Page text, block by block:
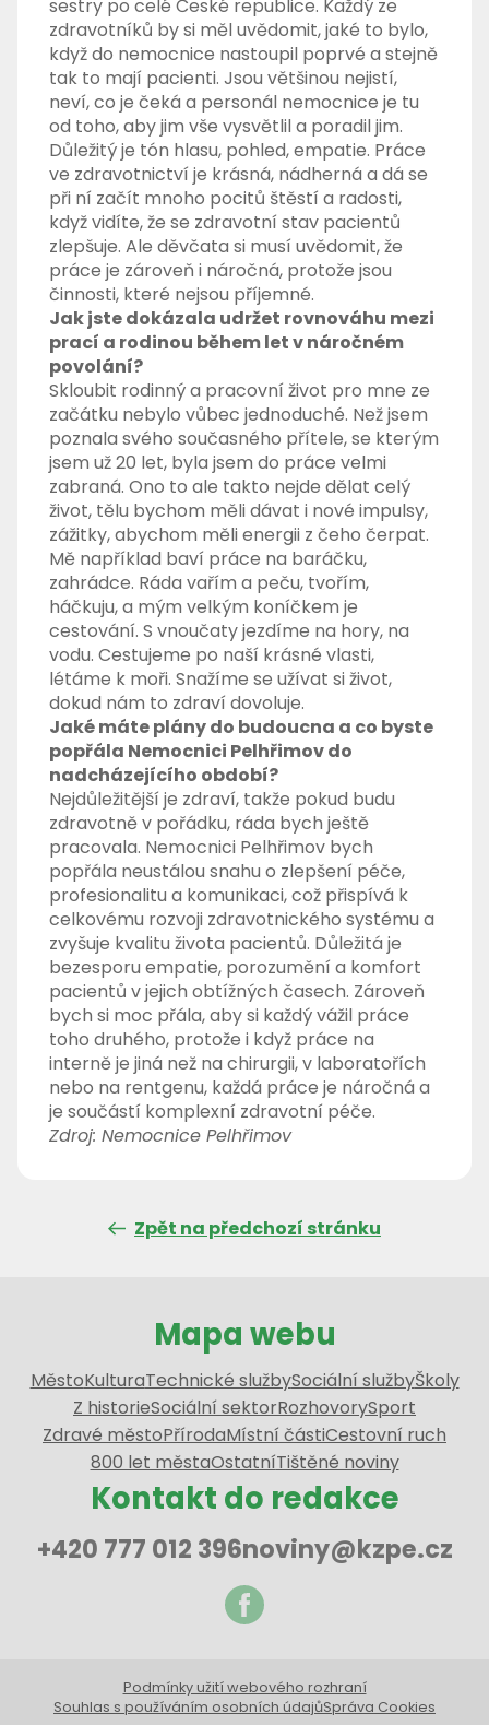
sestry po celé České republice. Každý ze
zdravotníků by si měl uvědomit, jaké to bylo,
když do nemocnice nastoupil poprvé a stejně
tak to mají pacienti. Jsou většinou nejistí,
neví, co je čeká a personál nemocnice je tu
od toho, aby jim vše vysvětlil a poradil jim.
Důležitý je tón hlasu, pohled, empatie. Práce
ve zdravotnictví je krásná, nádherná a dá se
při ní začít mnoho pocitů štěstí a radosti,
když vidíte, že se zdravotní stav pacientů
zlepšuje. Ale děvčata si musí uvědomit, že
práce je zároveň i náročná, protože jsou
činnosti, které nejsou příjemné.
Jak jste dokázala udržet rovnováhu mezi
prací a rodinou během let v náročném
povolání?
Skloubit rodinný a pracovní život pro mne ze
začátku nebylo vůbec jednoduché. Než jsem
poznala svého současného přítele, se kterým
jsem už 20 let, byla jsem do práce velmi
zabraná. Ono to ale takto nejde dělat celý
život, tělu bychom měli dávat i nové impulsy,
zážitky, abychom měli energii z čeho čerpat.
Mě například baví práce na baráčku,
zahrádce. Ráda vařím a peču, tvořím,
háčkuju, a mým velkým koníčkem je
cestování. S vnoučaty jezdíme na hory, na
vodu. Cestujeme po naší krásné vlasti,
létáme k moři. Snažíme se užívat si život,
dokud nám to zdraví dovoluje.
Jaké máte plány do budoucna a co byste
popřála Nemocnici Pelhřimov do
nadcházejícího období?
Nejdůležitější je zdraví, takže pokud budu
zdravotně v pořádku, ráda bych ještě
pracovala. Nemocnici Pelhřimov bych
popřála neustálou snahu o zlepšení péče,
profesionalitu a komunikaci, což přispívá k
celkovému rozvoji zdravotnického systému a
zvyšuje kvalitu života pacientů. Důležitá je
bezesporu empatie, porozumění a komfort
pacientů v jejich obtížných časech. Zároveň
bych si moc přála, aby si každý vážil práce
toho druhého, protože i když práce na
interně je jiná než na chirurgii, v laboratořích
nebo na rentgenu, každá práce je náročná a
je součástí komplexní zdravotní péče.
Zdroj: Nemocnice Pelhřimov
Zpět na předchozí stránku
Mapa webu
MěstoKulturaTechnické službySociální službyŠkoly
Z historieSociální sektorRozhovorySport
Zdravé městoPřírodaMístní částiCestovní ruch
800 let městaOstatníTištěné noviny
Kontakt do redakce
+420 777 012 396noviny@kzpe.cz
Podmínky užití webového rozhraní
Souhlas s používáním osobních údajůSpráva Cookies